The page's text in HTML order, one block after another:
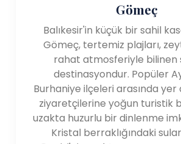
seçenekleri sunulmaktadır,
pansiyonlar ve tatil köyleri
seçenekleri bulabilirsiniz farklı bütçeler ve
tercihler.
Gömeç
Balıkesir'in küçük bir sahil
Gömeç, tertemiz plajları,
rahat atmosferiyle bilinen
destinasyondur. Popüler
Burhaniye ilçeleri arasında
ziyaretçilerine yoğun turistik
uzakta huzurlu bir dinlenme
Kristal berraklığındaki